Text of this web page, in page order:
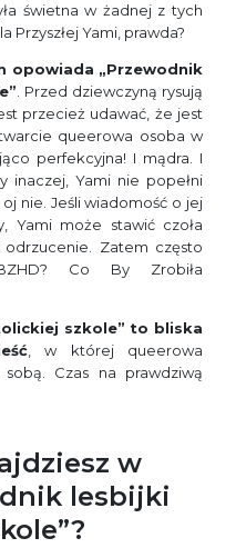
świetna w żadnej z tych
Przyszłej Yami, prawda?
opowiada „Przewodnik
. Przed dziewczyną rysują
przecież udawać, że jest
queerowa osoba w
perfekcyjna! I mądra. I
inaczej, Yami nie popełni
nie. Jeśli wiadomość o jej
Yami może stawić czoła
Zatem często
Co By Zrobiła
szkole” to bliska
, w której queerowa
Czas na prawdziwą
w
lesbijki